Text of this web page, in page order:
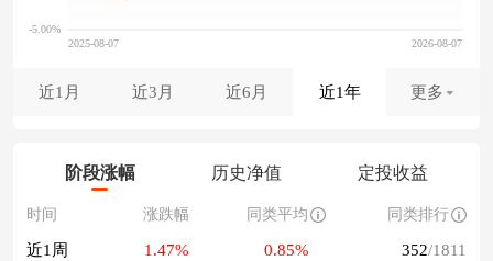
近1月 近3月 近6月 近1年 更多
阶段涨幅 历史净值 定投收益
时间 涨跌幅 同类平均 同类排行
近1周 1.47% 0.85% 352/1811